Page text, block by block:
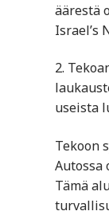
äärestä
Israel’s
2.
useista
Tekoon
Autossa
Tämä